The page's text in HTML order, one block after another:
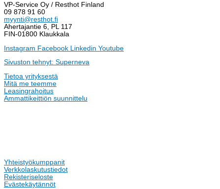
VP-Service Oy / Resthot Finland
09 878 91 60
myynti@resthot.fi
Ahertajantie 6, PL 117
FIN-01800 Klaukkala
Instagram Facebook Linkedin Youtube
Sivuston tehnyt: Superneva
Tietoa yrityksestä
Mitä me teemme
Leasingrahoitus
Ammattikeittiön suunnittelu
Yhteistyökumppanit
Verkkolaskutustiedot
Rekisteriseloste
Evästekäytännöt